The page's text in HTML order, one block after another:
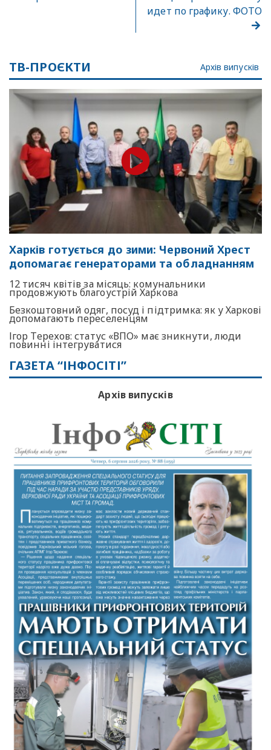
идет по графику. ФОТО
ТВ-ПРОЄКТИ Архів випусків
Харків готується до зими: Червоний Хрест
допомагає генераторами та обладнанням
12 тисяч квітів за місяць: комунальники
продовжують благоустрій Харкова
Безкоштовний одяг, посуд і підтримка: як у Харкові
допомагають переселенцям
Ігор Терехов: статус «ВПО» має зникнути, люди
повинні інтегруватися
ГАЗЕТА “ІНФОСІТІ”
Архів випусків